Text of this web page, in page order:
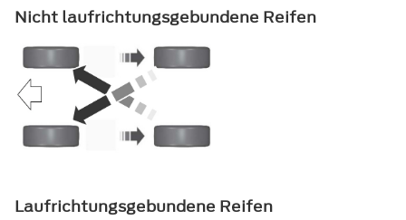
Nicht laufrichtungsgebundene Reifen
Laufrichtungsgebundene Reifen